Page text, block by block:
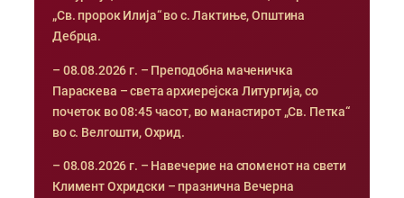
„Св. пророк Илија“ во с. Лактиње, Општина
Дебрца.
– 08.08.2026 г. – Преподобна маченичка
Параскева – света архиерејска Литургија, со
почеток во 08:45 часот, во манастирот „Св. Петка“
во с. Велгошти, Охрид.
– 08.08.2026 г. – Навечерие на споменот на свети
Климент Охридски – празнична Вечерна